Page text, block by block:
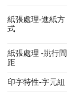
紙張處理-進紙方
式
紙張處理 -跳行間
距
印字特性-字元組